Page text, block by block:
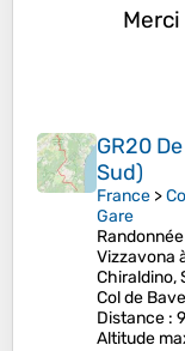
GR20
Sud)
France >
Gare
Vizzavona
Chiraldino,
Col de
Distance :
Altitude